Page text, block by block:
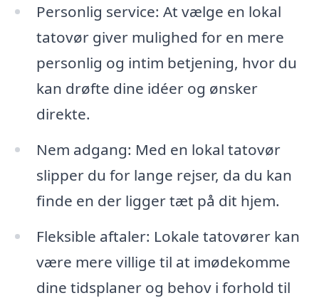
Personlig service: At vælge en lokal
tatovør giver mulighed for en mere
personlig og intim betjening, hvor du
kan drøfte dine idéer og ønsker
direkte.
Nem adgang: Med en lokal tatovør
slipper du for lange rejser, da du kan
finde en der ligger tæt på dit hjem.
Fleksible aftaler: Lokale tatovører kan
være mere villige til at imødekomme
dine tidsplaner og behov i forhold til